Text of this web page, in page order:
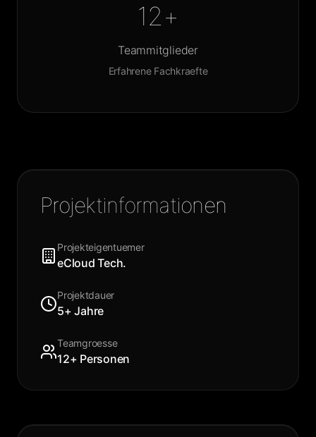
12+
Teammitglieder
Erfahrene Fachkraefte
Projektinformationen
Projekteigentuemer
eCloud Tech.
Projektdauer
5+ Jahre
Teamgroesse
12+ Personen